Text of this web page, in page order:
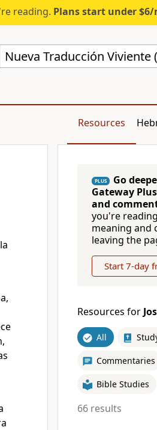
reading. Plans start under $6/
Nueva Traducción Viviente
Resources
PLUS Go
Gateway Plus
and
you're
meaning and
leaving the
Start 7-day
Resources for
All
Commentaries
Bible Studies
66 results